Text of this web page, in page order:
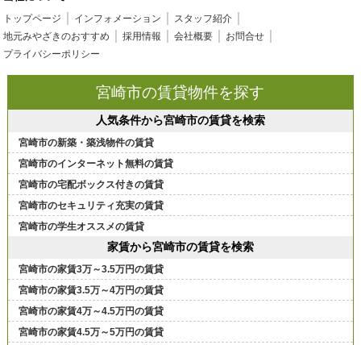
トップページ インフォメーション
スタッフ紹介
地元みやざきのおすすめ
採用情報 会社概要
お問合せ
プライバシーポリシー
宮崎市の賃貸物件を探す
人気条件から宮崎市の賃貸を検索
宮崎市の新築・築浅物件の賃貸
宮崎市のインターネット無料の賃貸
宮崎市の宅配ボックス付きの賃貸
宮崎市のセキュリティ充実の賃貸
宮崎市の学生オススメの賃貸
家賃から宮崎市の賃貸を検索
宮崎市の家賃3万～3.5万円の賃貸
宮崎市の家賃3.5万～4万円の賃貸
宮崎市の家賃4万～4.5万円の賃貸
宮崎市の家賃4.5万～5万円の賃貸